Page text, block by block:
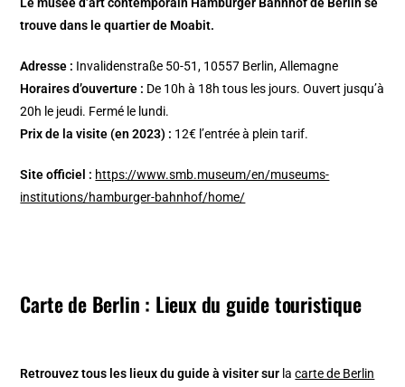
trouve dans le quartier de Moabit.
Adresse : Invalidenstraße 50-51, 10557 Berlin, Allemagne
Horaires d’ouverture : De 10h à 18h tous les jours. Ouvert jusqu’à
20h le jeudi. Fermé le lundi.
Prix de la visite (en 2023) : 12€ l’entrée à plein tarif.
Site officiel : https://www.smb.museum/en/museums-
institutions/hamburger-bahnhof/home/
Carte de Berlin : Lieux du guide touristique
Retrouvez tous les lieux du guide à visiter sur lacarte de Berlin